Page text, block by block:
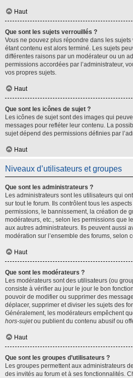
Haut
Que sont les sujets verrouillés ?
Vous ne pouvez plus répondre dans les
étant contenu est alors terminé. Les sujets
différentes raisons par un modérateur ou un
permissions accordées par l’administrateur,
vos propres sujets.
Haut
Que sont les icônes de sujet ?
Les icônes de sujet sont des images qui
messages pour refléter leur contenu. La
sujet dépend des permissions définies par
Haut
Niveaux d’utilisateurs et groupes
Que sont les administrateurs ?
Les administrateurs sont les utilisateurs qui
sur tout le forum. Ils contrôlent tous les
permissions, le bannissement, la création de
modérateurs, etc., selon les permissions que
aux autres administrateurs. Ils peuvent aussi
modération sur l’ensemble des forums, selon
Haut
Que sont les modérateurs ?
Les modérateurs sont des utilisateurs (ou
consiste à vérifier au jour le jour le bon
pouvoir de modifier ou supprimer des
déplacer, supprimer et diviser les sujets des
Généralement, les modérateurs empêchent
hors-sujetou publient du contenu abusif ou
Haut
Que sont les groupes d’utilisateurs ?
Les groupes permettent aux administrateurs
des invités au forum et à ses fonctionnalités.